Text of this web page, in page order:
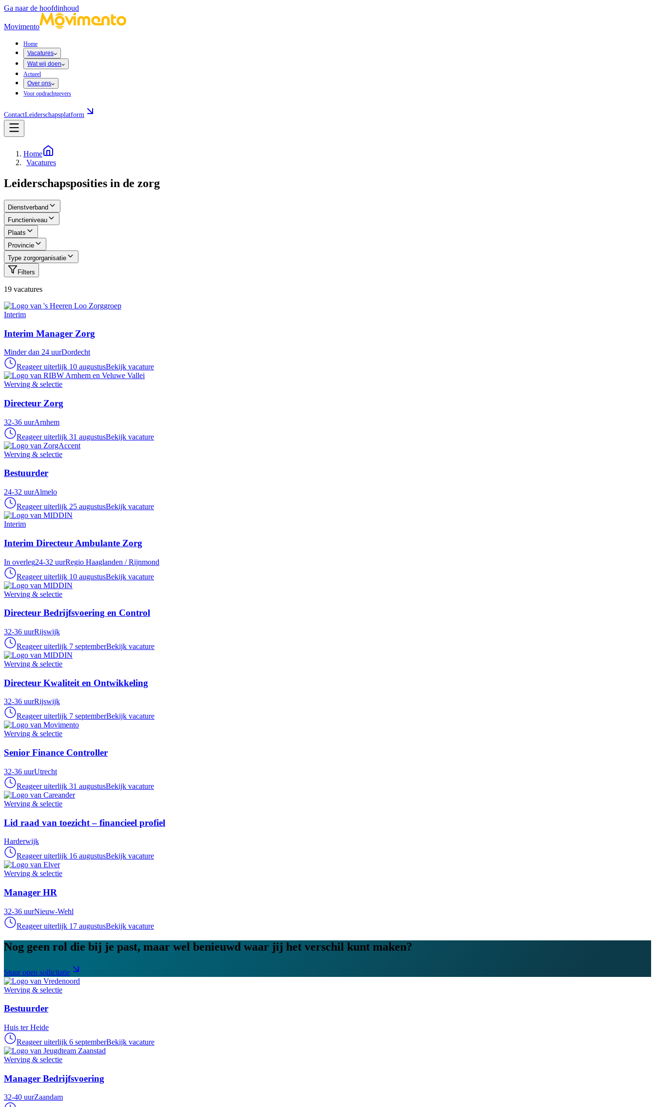
Ga naar de hoofdinhoud
Movimento
Home
Vacatures
Wat wij doen
Actueel
Over ons
Voor opdrachtgevers
ContactLeiderschapsplatform
Home
Vacatures
Leiderschapsposities in de zorg
Dienstverband
Functieniveau
Plaats
Provincie
Type zorgorganisatie
Filters
19 vacatures
Interim
Interim Manager Zorg
Minder dan 24 uurDordecht
Reageer uiterlijk 10 augustusBekijk vacature
Werving & selectie
Directeur Zorg
32-36 uurArnhem
Reageer uiterlijk 31 augustusBekijk vacature
Werving & selectie
Bestuurder
24-32 uurAlmelo
Reageer uiterlijk 25 augustusBekijk vacature
Interim
Interim Directeur Ambulante Zorg
In overleg24-32 uurRegio Haaglanden / Rijnmond
Reageer uiterlijk 10 augustusBekijk vacature
Werving & selectie
Directeur Bedrijfsvoering en Control
32-36 uurRijswijk
Reageer uiterlijk 7 septemberBekijk vacature
Werving & selectie
Directeur Kwaliteit en Ontwikkeling
32-36 uurRijswijk
Reageer uiterlijk 7 septemberBekijk vacature
Werving & selectie
Senior Finance Controller
32-36 uurUtrecht
Reageer uiterlijk 31 augustusBekijk vacature
Werving & selectie
Lid raad van toezicht – financieel profiel
Harderwijk
Reageer uiterlijk 16 augustusBekijk vacature
Werving & selectie
Manager HR
32-36 uurNieuw-Wehl
Reageer uiterlijk 17 augustusBekijk vacature
Nog geen rol die bij je past, maar wel benieuwd waar jij het verschil kunt maken?
Stuur open sollicitatie
Werving & selectie
Bestuurder
Huis ter Heide
Reageer uiterlijk 6 septemberBekijk vacature
Werving & selectie
Manager Bedrijfsvoering
32-40 uurZaandam